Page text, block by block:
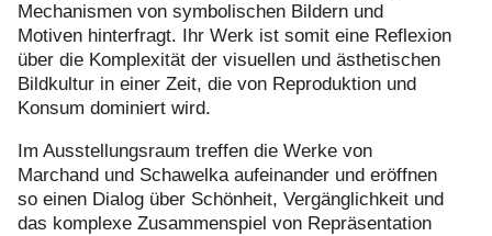
Mechanismen von symbolischen Bildern und
Motiven hinterfragt. Ihr Werk ist somit eine Reflexion
über die Komplexität der visuellen und ästhetischen
Bildkultur in einer Zeit, die von Reproduktion und
Konsum dominiert wird.
Im Ausstellungsraum treffen die Werke von
Marchand und Schawelka aufeinander und eröffnen
so einen Dialog über Schönheit, Vergänglichkeit und
das komplexe Zusammenspiel von Repräsentation